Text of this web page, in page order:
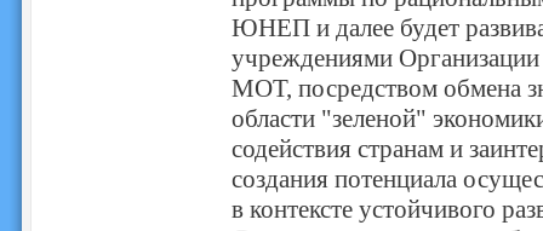
ЮНЕП и далее будет
учреждениями
МОТ, посредством обмена
области "зеленой"
содействия странам и
создания потенциала
в контексте устойчивого